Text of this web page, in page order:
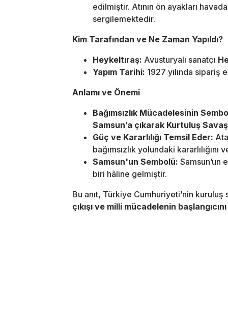
edilmiştir. Atının ön ayakları
sergilemektedir.
Kim Tarafından ve Ne Zaman Yapıldı?
Heykeltıraş: Avusturyalı sanatçı
Yapım Tarihi: 1927 yılında sipariş
Anlamı ve Önemi
Bağımsızlık Mücadelesinin
Samsun’a çıkarak Kurtuluş
Güç ve Kararlılığı Temsil Eder:
bağımsızlık yolundaki
Samsun'un Sembolü: Samsun’un
biri hâline gelmiştir.
Bu anıt, Türkiye Cumhuriyeti’nin
çıkışı ve milli mücadelenin başlangıcını